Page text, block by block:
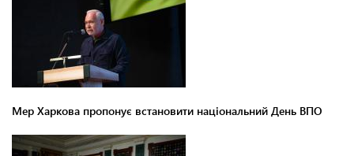
Мер Харкова пропонує встановити національний День ВПО